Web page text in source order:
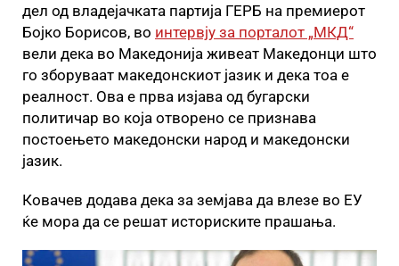
дел од владејачката партија ГЕРБ на премиерот
Бојко Борисов, во интервју за порталот „МКД“
вели дека во Македонија живеат Македонци што
го зборуваат македонскиот јазик и дека тоа е
реалност. Ова е прва изјава од бугарски
политичар во која отворено се признава
постоењето македонски народ и македонски
јазик.
Ковачев додава дека за земјава да влезе во ЕУ
ќе мора да се решат историските прашања.